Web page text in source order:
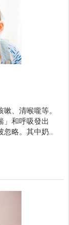
、清喉嚨等。
」和呼吸發出
忽略。其中奶爸
害的時候會咳